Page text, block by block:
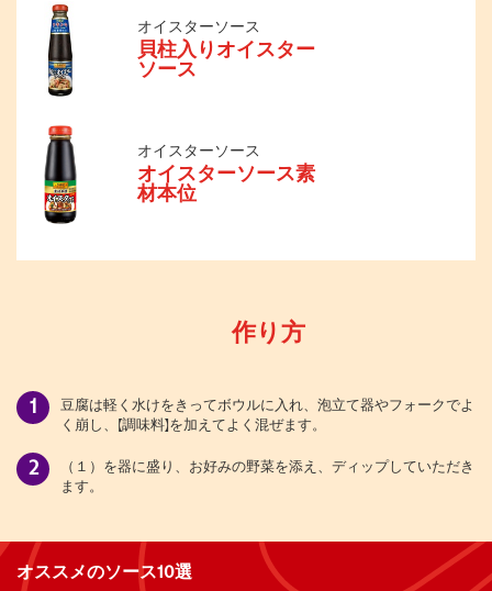
オイスターソース
貝柱入りオイスター
ソース
オイスターソース
オイスターソース素
材本位
作り方
豆腐は軽く水けをきってボウルに入れ、泡立て器やフォークでよ
く崩し、【調味料】を加えてよく混ぜます。
（１）を器に盛り、お好みの野菜を添え、ディップしていただき
ます。
オススメのソース10選